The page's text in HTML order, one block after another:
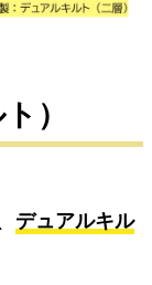
）
デュアルキル